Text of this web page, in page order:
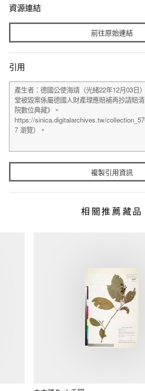
資源連結
前往原始連結
引用
複製引用資訊
相關推薦藏品